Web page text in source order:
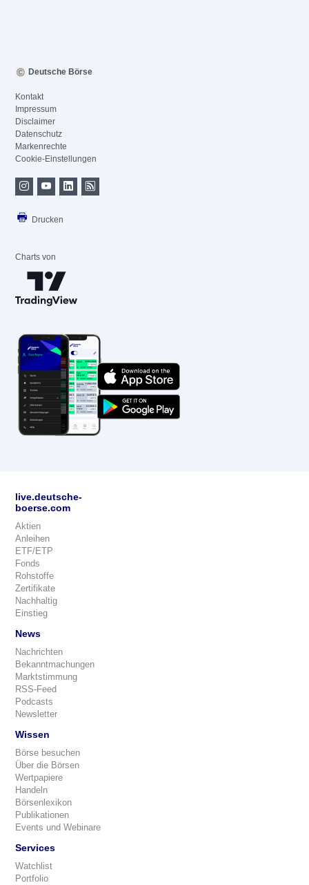
Deutsche Börse
Kontakt
Impressum
Disclaimer
Datenschutz
Markenrechte
Cookie-Einstellungen
Drucken
Charts von
live.deutsche-
boerse.com
Aktien
Anleihen
ETF/ETP
Fonds
Rohstoffe
Zertifikate
Nachhaltig
Einstieg
News
Nachrichten
Bekanntmachungen
Marktstimmung
RSS-Feed
Podcasts
Newsletter
Wissen
Börse besuchen
Über die Börsen
Wertpapiere
Handeln
Börsenlexikon
Publikationen
Events und Webinare
Services
Watchlist
Portfolio